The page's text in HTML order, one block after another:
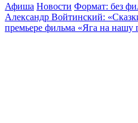
Афиша Новости Формат: без
Александр Войтинский:
премьере фильма «Яга на нашу